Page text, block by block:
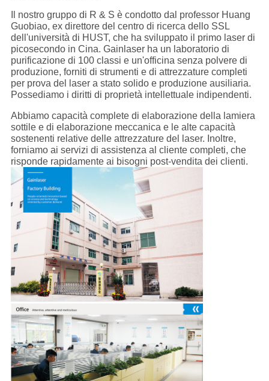
Il nostro gruppo di R & S è condotto dal professor Huang
Guobiao, ex direttore del centro di ricerca dello SSL
dell'università di HUST, che ha sviluppato il primo laser di
picosecondo in Cina. Gainlaser ha un laboratorio di
purificazione di 100 classi e un'officina senza polvere di
produzione, forniti di strumenti e di attrezzature completi
per prova del laser a stato solido e produzione ausiliaria.
Possediamo i diritti di proprietà intellettuale indipendenti.
Abbiamo capacità complete di elaborazione della lamiera
sottile e di elaborazione meccanica e le alte capacità
sostenenti relative delle attrezzature del laser. Inoltre,
forniamo ai servizi di assistenza al cliente completi, che
risponde rapidamente ai bisogni post-vendita dei clienti.